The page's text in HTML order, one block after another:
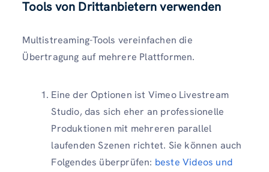
Tools von Drittanbietern verwenden
Multistreaming-Tools vereinfachen die
Übertragung auf mehrere Plattformen.
Eine der Optionen ist Vimeo Livestream
Studio, das sich eher an professionelle
Produktionen mit mehreren parallel
laufenden Szenen richtet. Sie können auch
Folgendes überprüfen: beste Videos und